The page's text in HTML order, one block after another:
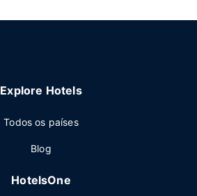
Explore Hotels
Todos os países
Blog
HotelsOne